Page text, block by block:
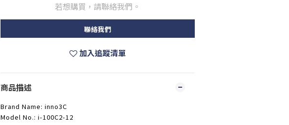
若想購買，請聯絡我們。
聯絡我們
加入追蹤清單
商品描述
Brand Name: inno3C
Model No.: i-100C2-12